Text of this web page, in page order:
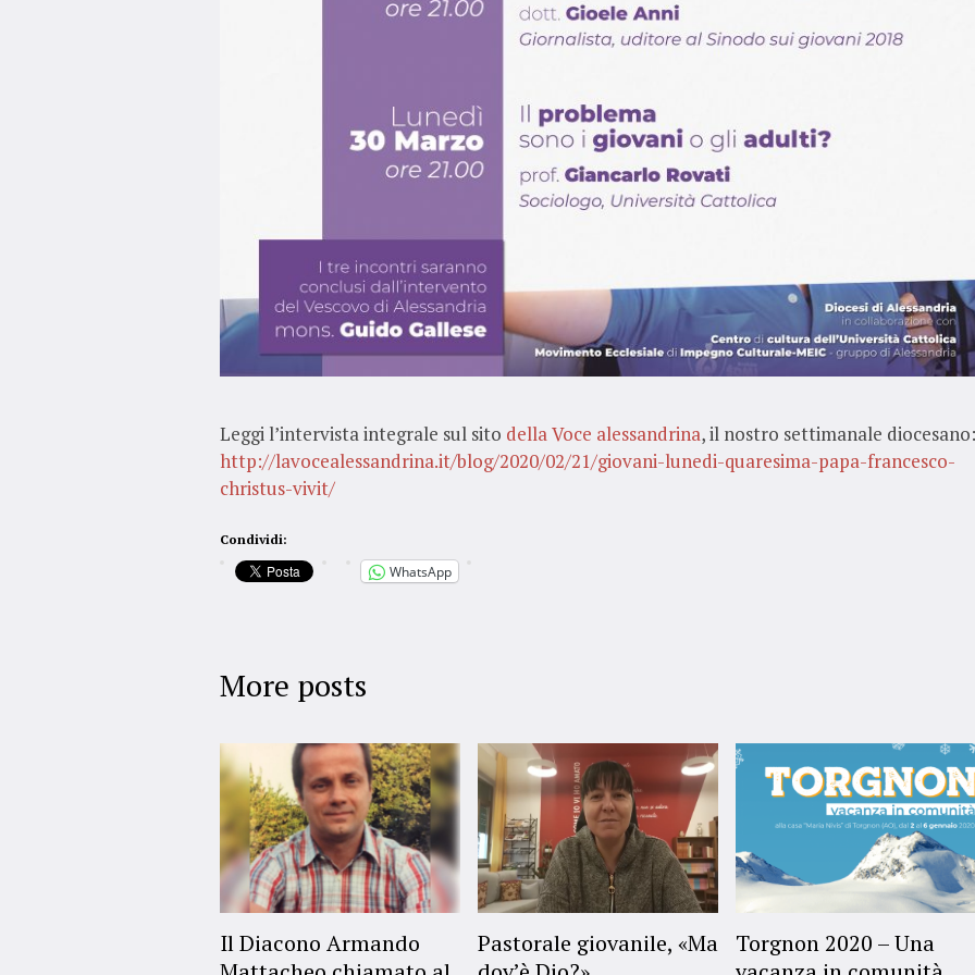
Leggi l’intervista integrale sul sito della Voce alessandrina, il nostro settimanale diocesano:
http://lavocealessandrina.it/blog/2020/02/21/giovani-lunedi-quaresima-papa-francesco-
christus-vivit/
Condividi:
WhatsApp
More posts
Il Diacono Armando
Pastorale giovanile, «Ma
Torgnon 2020 – Una